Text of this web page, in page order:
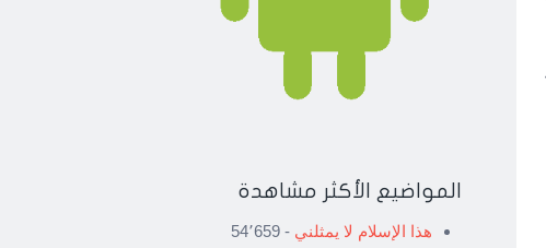
المواضيع الأكثر مشاهدة
هذا الإسلام لا يمثلني
- 54٬659